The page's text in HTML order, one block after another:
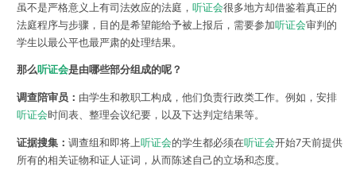
虽不是严格意义上有司法效应的法庭， 听证会很多地方却借鉴着真正的
法庭程序与步骤，目的是希望能给予被上报后，需要参加听证会审判的
学生以最公平也最严肃的处理结果。
那么听证会是由哪些部分组成的呢？
调查陪审员： 由学生和教职工构成，他们负责行政类工作。例如，安排
听证会时间表、整理会议纪要，以及下达判定结果等。
证据搜集： 调查组和即将上听证会的学生都必须在听证会开始7天前提供
所有的相关证物和证人证词，从而陈述自己的立场和态度。